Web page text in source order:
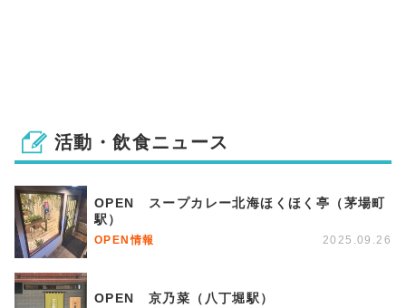
活動・飲食ニュース
OPEN スープカレー北海ほくほく亭（茅場町
駅）
OPEN情報 2025.09.26
OPEN 京乃菜（八丁堀駅）